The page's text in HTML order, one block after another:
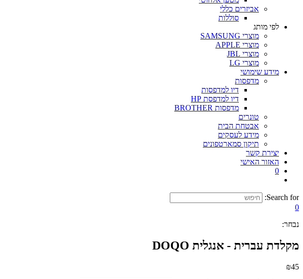
אביזרים כללי
סוללות
לפי מותג
מוצרי SAMSUNG
מוצרי APPLE
מוצרי JBL
מוצרי LG
מידע שימושי
מדפסות
דיו למדפסות
דיו למדפסת HP
מדפסות BROTHER
טונרים
אבטחת הבית
מידע לעסקים
תיקון סמארטפונים
יצירת קשר
האזור האישי
0
Search for:
0
נבחר:
מקלדת עברית - אנגלית DOQO
₪45